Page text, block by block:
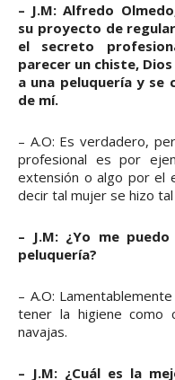
– J.M: Alfredo
su proyecto de
el secreto
parecer un chiste,
a una peluquería y se
de mí.
– A.O: Es verdadero,
profesional es por
extensión o algo por el
decir tal mujer se hizo tal
– J.M: ¿Yo me
peluquería?
– A.O:
tener la higiene como
navajas.
– J.M: ¿Cuál es la